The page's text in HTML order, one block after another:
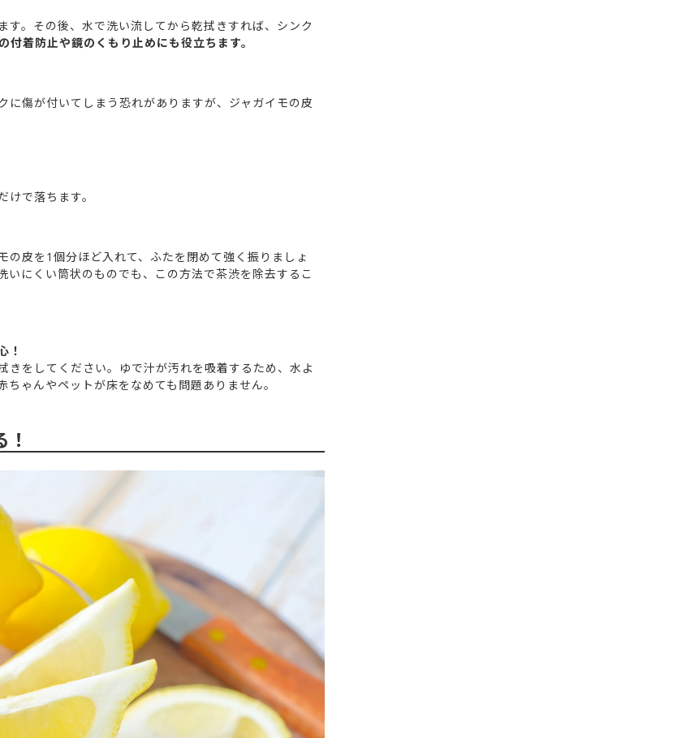
。その後、水で洗い流してから乾拭きすれば、シンク
着防止や鏡のくもり止めにも役立ちます。
傷が付いてしまう恐れがありますが、ジャガイモの皮
で落ちます。
皮を1個分ほど入れて、ふたを閉めて強く振りましょ
にくい筒状のものでも、この方法で茶渋を除去するこ
！
をしてください。ゆで汁が汚れを吸着するため、水よ
ゃんやペットが床をなめても問題ありません。